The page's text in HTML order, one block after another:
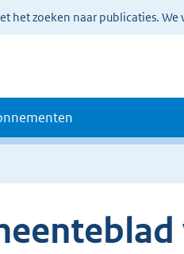
het zoeken naar publicaties.